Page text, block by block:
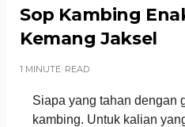
Sop Kambing
Kemang Jaksel
1 MINUTE READ
Siapa yang tahan dengan
kambing. Untuk kalian